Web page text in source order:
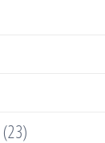
(23)